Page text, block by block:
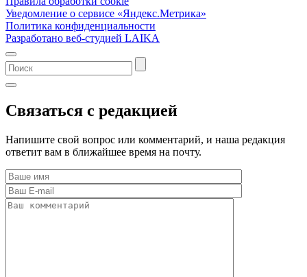
Уведомление о сервисе «Яндекс.Метрика»
Политика конфиденциальности
Разработано веб-студией LAIKA
Связаться с редакцией
Напишите свой вопрос или комментарий, и наша редакция
ответит вам в ближайшее время на почту.